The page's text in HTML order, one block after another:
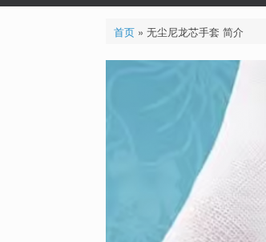
首页» 无尘尼龙芯手套 简介